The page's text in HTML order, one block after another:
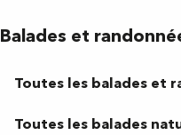
Balades et
Toutes les balades et
Toutes les balades